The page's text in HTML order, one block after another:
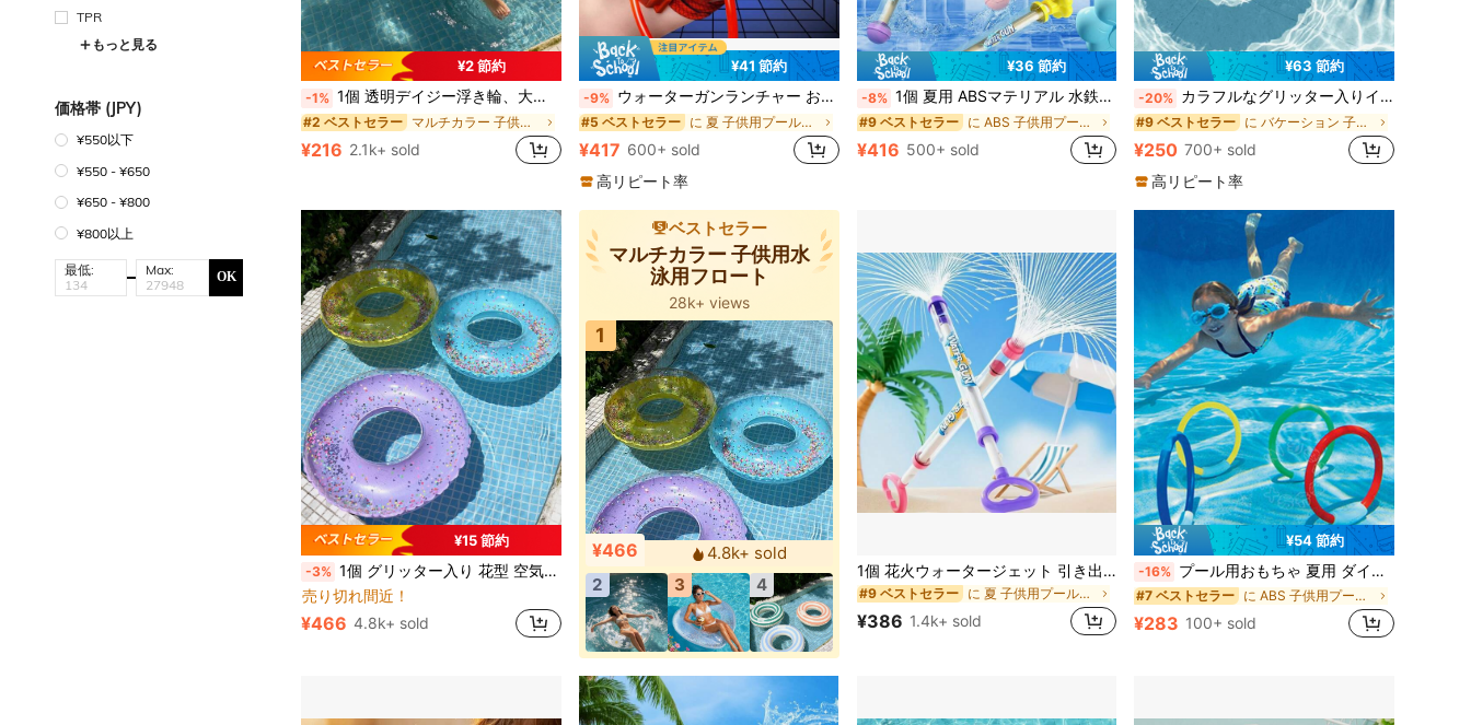
TPR
もっと見る
価格帯 (JPY)
¥550以下
¥550 - ¥650
¥650 - ¥800
¥800以上
最低: Max: OK
¥2 節約
-1% 1個 透明デイジー浮き輪、大人用スイミングリング、水上スポーツ用品、プール&ビーチ用浮遊デバイス、夏のギフトに最適、プール用浮遊ラウンジャー
#2 ベストセラー
売り切れ間近！
#2 ベストセラー マルチカラー 子供用水泳用フロート
売り切れ間近！
#2 ベストセラー マルチカラー 子供用水泳用フロート
売り切れ間近！
#2 ベストセラー マルチカラー 子供用水泳用フロート
売り切れ間近！
¥216 2.1k+ sold
¥41 節約
-9% ウォーターガンランチャー おもちゃ、ヒーロー役柄小道具、夏の腕に付けて水遊びできる子供用、アウトドアインタラクティブゲーム、男の子の祭り パーティーギフト（ランダムカラー）
#5 ベストセラー に 夏 子供用プールおもちゃ
¥417 600+ sold
高リピート率
¥36 節約
-8% 1個 夏用 ABSマテリアル 水鉄砲、引き出し式デザイン、大容量、プール、ビーチ、芝生、水遊び公園に適しています
#9 ベストセラー に ABS 子供用プールと屋外用水遊びおもちゃ
¥416 500+ sold
¥63 節約
-20% カラフルなグリッター入りインフレータブルスイムリング、デュアルスタイルプールフロート、厚手PVC製ウォーターアクセサリー、3歳以上の子供と大人に適しています
#9 ベストセラー に バケーション 子供用プールと屋外用水遊びおもちゃ
売り切れ間近！
#9 ベストセラー に バケーション 子供用プールと屋外用水遊びおもちゃ
売り切れ間近！
#9 ベストセラー に バケーション 子供用プールと屋外用水遊びおもちゃ
売り切れ間近！
#9 ベストセラー に バケーション 子供用プールと屋外用水遊びおもちゃ
売り切れ間近！
¥250 700+ sold
高リピート率
¥15 節約
-3% 1個 グリッター入り 花型 空気注入式 スイミングリング/プールフロート、ブルー/パープル/イエロー、水遊びとプールパーティーに
#1 ベストセラー マルチカラー 子供用水泳用フロート
売り切れ間近！
#1 ベストセラー
売り切れ間近！
#1 ベストセラー
売り切れ間近！
#1 ベストセラー マルチカラー 子供用水泳用フロート
¥466 4.8k+ sold
ベストセラー
マルチカラー 子供用水
泳用フロート
28k+ views
5つ星評価 1k+件獲得
28k+ views
5つ星評価 1k+件獲得
1
¥466
4.8k+ sold
2
3 4
1個 花火ウォータージェット 引き出し式ウォーターキャノン、花火スプレー効果付き、ビーチアウトドアウォーターガン、男女兼用、アウトドアチームゲーム、プール玩具、屋外プール、写真撮影小物、誕生日サプライズギフト
#9 ベストセラー に 夏 子供用プールおもちゃ
¥386 1.4k+ sold
¥54 節約
-16% プール用おもちゃ 夏用 ダイビングおもちゃ 水中ダイビング遊び 草おもちゃ 息こらえ運動ツール、プールダイビングリングおもちゃ 夏用プールシンクリングセット(3個以上)
#7 ベストセラー に ABS 子供用プールおもちゃ
¥283 100+ sold